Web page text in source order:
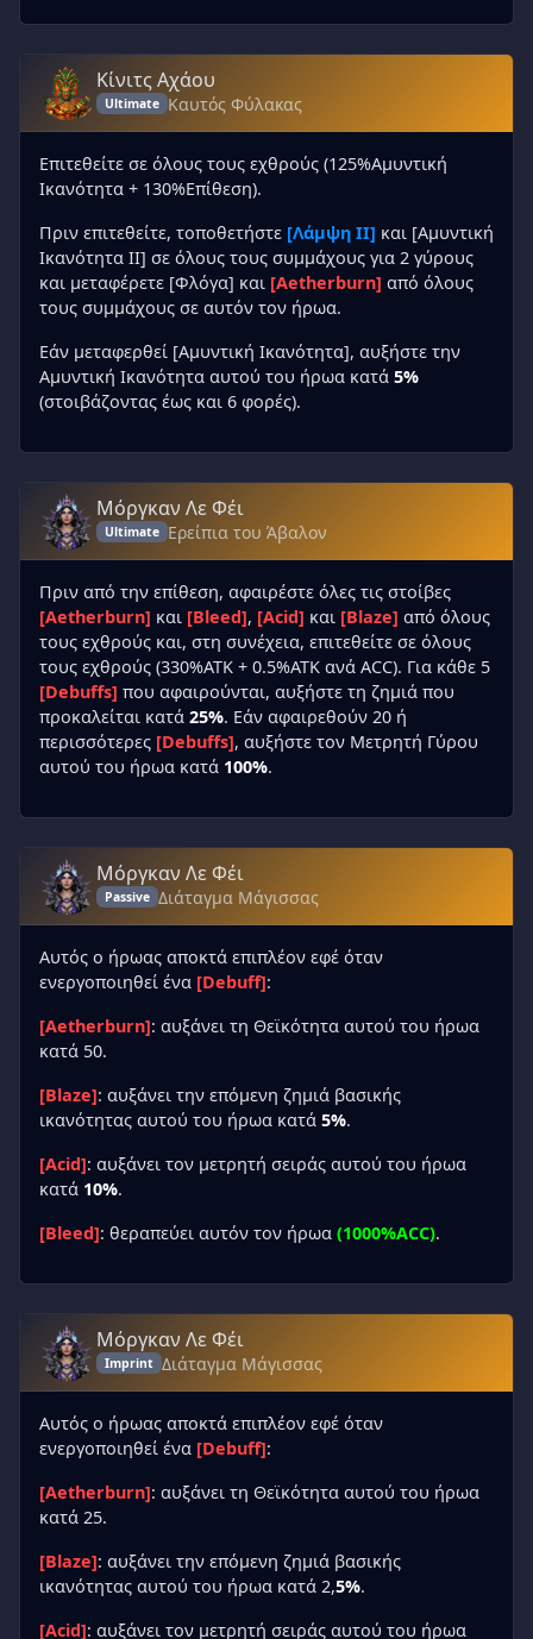
Κίνιτς Αχάου
Ultimate Καυτός Φύλακας
Επιτεθείτε σε όλους τους εχθρούς (125%Αμυντική
Ικανότητα + 130%Επίθεση).
Πριν επιτεθείτε, τοποθετήστε [Λάμψη II] και [Αμυντική
Ικανότητα II] σε όλους τους συμμάχους για 2 γύρους
και μεταφέρετε [Φλόγα] και [Aetherburn] από όλους
τους συμμάχους σε αυτόν τον ήρωα.
Εάν μεταφερθεί [Αμυντική Ικανότητα], αυξήστε την
Αμυντική Ικανότητα αυτού του ήρωα κατά 5%
(στοιβάζοντας έως και 6 φορές).
Μόργκαν Λε Φέι
Ultimate Ερείπια του Άβαλον
Πριν από την επίθεση, αφαιρέστε όλες τις στοίβες
[Aetherburn] και [Bleed], [Acid] και [Blaze] από όλους
τους εχθρούς και, στη συνέχεια, επιτεθείτε σε όλους
τους εχθρούς (330%ATK + 0.5%ATK ανά ACC). Για κάθε 5
[Debuffs] που αφαιρούνται, αυξήστε τη ζημιά που
προκαλείται κατά 25%. Εάν αφαιρεθούν 20 ή
περισσότερες [Debuffs], αυξήστε τον Μετρητή Γύρου
αυτού του ήρωα κατά 100%.
Μόργκαν Λε Φέι
Passive Διάταγμα Μάγισσας
Αυτός ο ήρωας αποκτά επιπλέον εφέ όταν
ενεργοποιηθεί ένα [Debuff]:
[Aetherburn]: αυξάνει τη Θεϊκότητα αυτού του ήρωα
κατά 50.
[Blaze]: αυξάνει την επόμενη ζημιά βασικής
ικανότητας αυτού του ήρωα κατά 5%.
[Acid]: αυξάνει τον μετρητή σειράς αυτού του ήρωα
κατά 10%.
[Bleed]: θεραπεύει αυτόν τον ήρωα (1000%ACC).
Μόργκαν Λε Φέι
Imprint Διάταγμα Μάγισσας
Αυτός ο ήρωας αποκτά επιπλέον εφέ όταν
ενεργοποιηθεί ένα [Debuff]:
[Aetherburn]: αυξάνει τη Θεϊκότητα αυτού του ήρωα
κατά 25.
[Blaze]: αυξάνει την επόμενη ζημιά βασικής
ικανότητας αυτού του ήρωα κατά 2,5%.
[Acid]: αυξάνει τον μετρητή σειράς αυτού του ήρωα